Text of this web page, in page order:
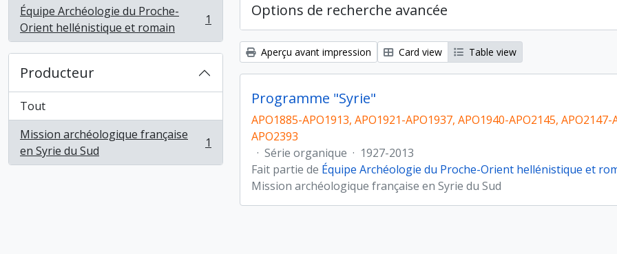
Équipe Archéologie du Proche-
Orient hellénistique et romain
, 1 résultats 1
Producteur
Tout
Mission archéologique française
en Syrie du Sud
, 1 résultats 1
Options de recherche avancée
Aperçu avant impression Card view Table view
Programme "Syrie"
APO1885-APO1913, APO1921-APO1937, APO1940-APO2145,
APO2393
· Série organique · 1927-2013
Fait partie de Équipe Archéologie du Proche-Orient hellénistique et
Mission archéologique française en Syrie du Sud